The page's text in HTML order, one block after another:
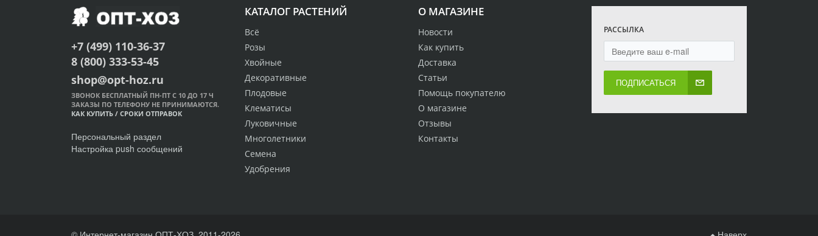
О МАГАЗИНЕ
Новости
Как купить
Доставка
Статьи
Помощь покупателю
О магазине
Отзывы
Контакты
КАТАЛОГ РАСТЕНИЙ
Всё
Розы
Хвойные
Декоративные
Плодовые
Клематисы
Луковичные
Многолетники
Семена
Удобрения
РАССЫЛКА
ПОДПИСАТЬСЯ
+7 (499) 110-36-37
8 (800) 333-53-45
shop@opt-hoz.ru
ЗВОНОК БЕСПЛАТНЫЙ ПН-ПТ С 10 ДО 17 Ч
ЗАКАЗЫ ПО ТЕЛЕФОНУ НЕ ПРИНИМАЮТСЯ.
КАК КУПИТЬ / СРОКИ ОТПРАВОК
Персональный раздел
Настройка push сообщений